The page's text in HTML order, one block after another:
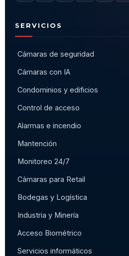
SERVICIOS
Cámaras de seguridad
Cámaras con IA
Condominios y edificios
Control de acceso
Alarmas e incendio
Mantención
Monitoreo 24/7
Cámaras para Retail
Bodegas y Logística
Industria y Minería
Acceso Biométrico
Servicios informáticos